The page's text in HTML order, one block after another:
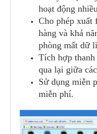
hoạt động
Cho phép xuất
hàng và khả
phòng mất dữ
Tích hợp thanh
qua lại giữa
Sử dụng miễn
miễn phí.